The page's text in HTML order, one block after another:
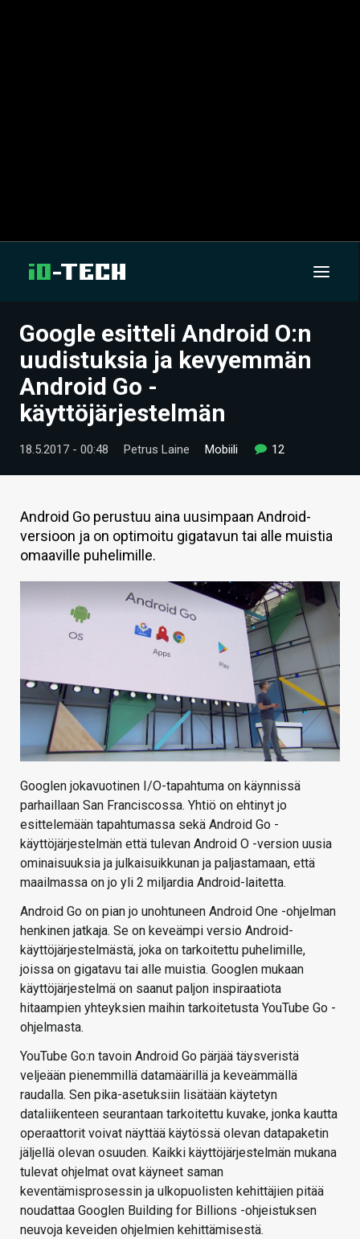
UUTISET
ARTIKKELIT
VIDEOT
TECHBBS
HINTA.FI
KAUPPA
VAIHDA TEEMA
Google esitteli Android O:n
uudistuksia ja kevyemmän
Android Go -
käyttöjärjestelmän
18.5.2017 - 00:48 Petrus Laine Mobiili 12
Android Go perustuu aina uusimpaan Android-
versioon ja on optimoitu gigatavun tai alle muistia
omaaville puhelimille.
Googlen jokavuotinen I/O-tapahtuma on käynnissä
parhaillaan San Franciscossa. Yhtiö on ehtinyt jo
esittelemään tapahtumassa sekä Android Go -
käyttöjärjestelmän että tulevan Android O -version uusia
ominaisuuksia ja julkaisuikkunan ja paljastamaan, että
maailmassa on jo yli 2 miljardia Android-laitetta.
Android Go on pian jo unohtuneen Android One -ohjelman
henkinen jatkaja. Se on keveämpi versio Android-
käyttöjärjestelmästä, joka on tarkoitettu puhelimille,
joissa on gigatavu tai alle muistia. Googlen mukaan
käyttöjärjestelmä on saanut paljon inspiraatiota
hitaampien yhteyksien maihin tarkoitetusta YouTube Go -
ohjelmasta.
YouTube Go:n tavoin Android Go pärjää täysveristä
veljeään pienemmillä datamäärillä ja keveämmällä
raudalla. Sen pika-asetuksiin lisätään käytetyn
dataliikenteen seurantaan tarkoitettu kuvake, jonka kautta
operaattorit voivat näyttää käytössä olevan datapaketin
jäljellä olevan osuuden. Kaikki käyttöjärjestelmän mukana
tulevat ohjelmat ovat käyneet saman
keventämisprosessin ja ulkopuolisten kehittäjien pitää
noudattaa Googlen Building for Billions -ohjeistuksen
neuvoja keveiden ohjelmien kehittämisestä.